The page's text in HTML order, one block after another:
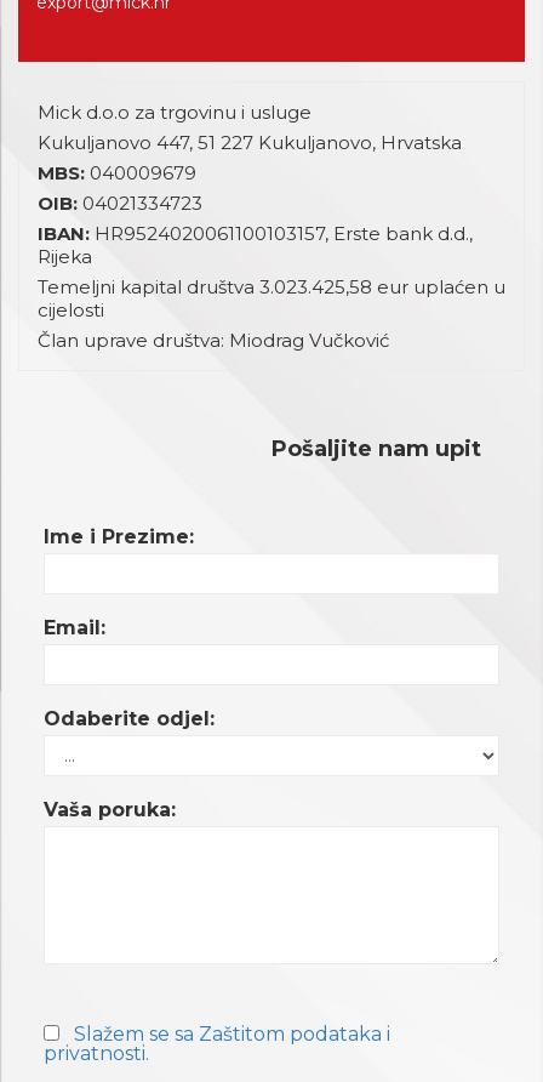
Mick d.o.o za trgovinu i usluge
Kukuljanovo 447, 51 227 Kukuljanovo, Hrvatska
MBS: 040009679
OIB: 04021334723
IBAN: HR9524020061100103157, Erste bank d.d.,
Rijeka
Temeljni kapital društva 3.023.425,58 eur uplaćen u
cijelosti
Član uprave društva: Miodrag Vučković
Pošaljite nam upit
Ime i Prezime:
Email:
Odaberite odjel:
Vaša poruka:
Slažem se sa Zaštitom podataka i
privatnosti.